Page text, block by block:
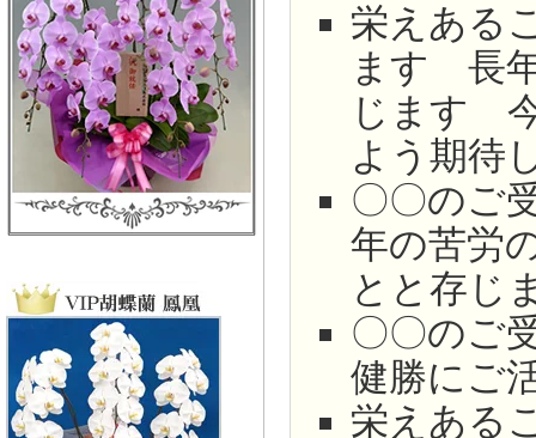
栄えある
ます 長
じます
よう期待
〇〇のご
年の苦労
とと存じ
〇〇のご
健勝にご
栄えある